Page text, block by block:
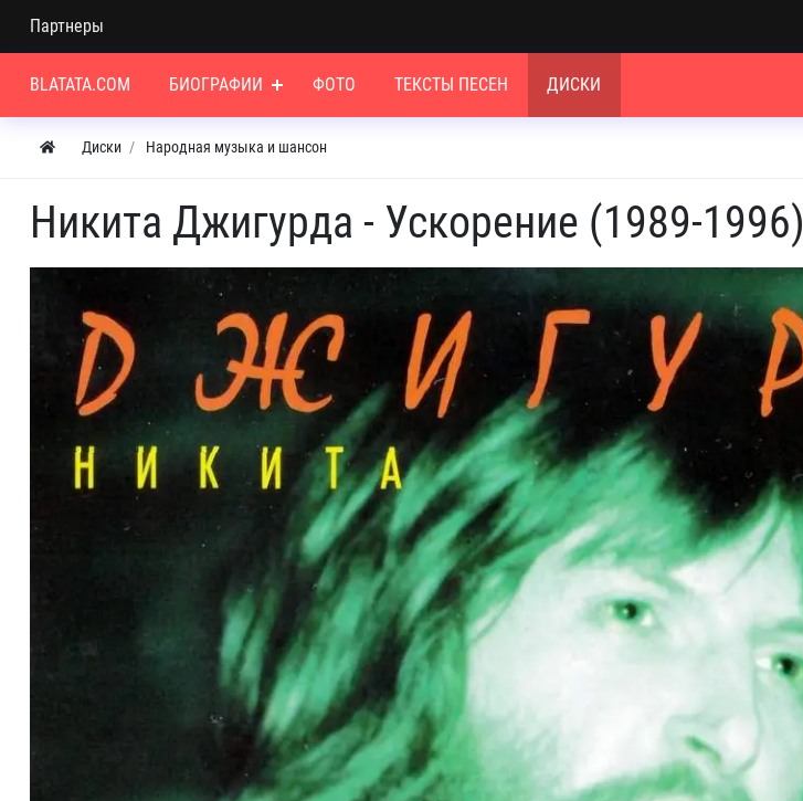
Партнеры
BLATATA.COM БИОГРАФИИ ФОТО ТЕКСТЫ ПЕСЕН ДИСКИ
Диски Народная музыка и шансон
Никита Джигурда - Ускорение (1989-1996)